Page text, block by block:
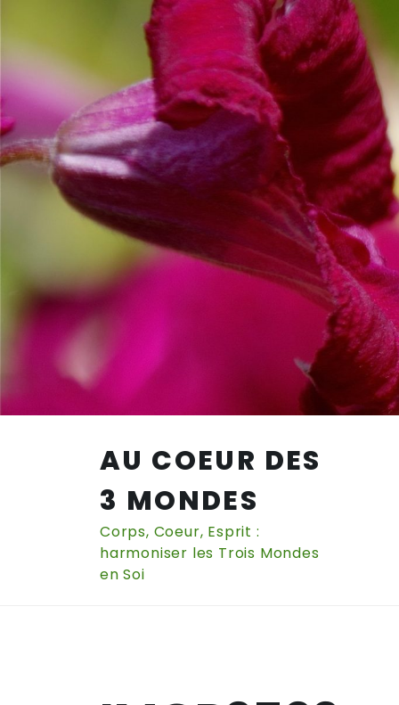
AU COEUR DES
3 MONDES
Corps, Coeur, Esprit :
harmoniser les Trois Mondes
en Soi